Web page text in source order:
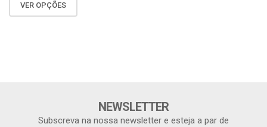
VER OPÇÕES
NEWSLETTER
Subscreva na nossa newsletter e esteja a par de